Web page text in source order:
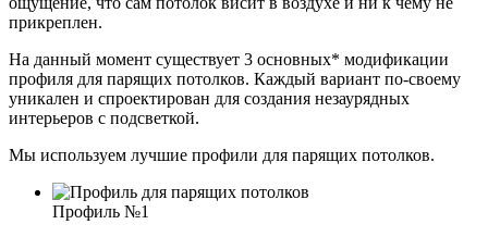
прикреплен.
На данный момент существует 3 основных* модификации
профиля для парящих потолков. Каждый вариант по-своему
уникален и спроектирован для создания незаурядных
интерьеров с подсветкой.
Мы используем лучшие профили для парящих потолков.
Профиль №1